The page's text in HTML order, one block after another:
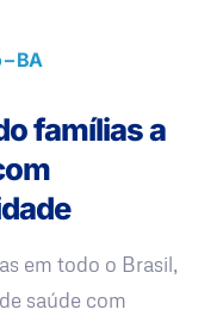
BA
famílias a
em todo o Brasil,
saúde com